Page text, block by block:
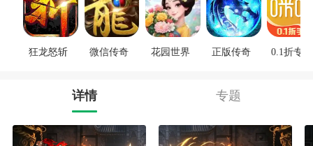
狂龙怒斩 微信传奇 花园世界 正版传奇 0.1折专区
详情 专题